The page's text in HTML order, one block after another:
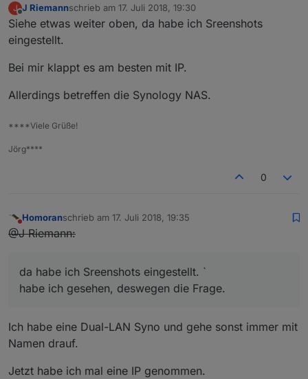
J
Offline
J Riemannschrieb am 17. Juli 2018, 19:30
zuletzt editiert von
Siehe etwas weiter oben, da habe ich Sreenshots
eingestellt.
Bei mir klappt es am besten mit IP.
Allerdings betreffen die Synology NAS.
****Viele Grüße!
Jörg****
0
Nicht stören
Homoranschrieb am 17. Juli 2018, 19:35
zuletzt editiert von
@J Riemann:
da habe ich Sreenshots eingestellt. `
habe ich gesehen, deswegen die Frage.
Ich habe eine Dual-LAN Syno und gehe sonst immer mit
Namen drauf.
Jetzt habe ich mal eine IP genommen.